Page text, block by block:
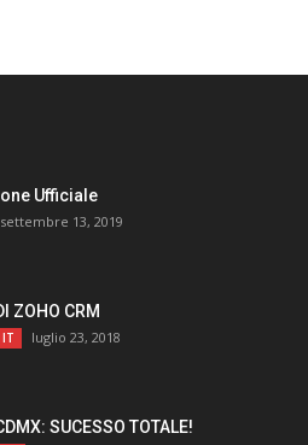
Ufficiale
settembre 13, 2019
ZOHO CRM
luglio 23, 2018
SUCESSO TOTALE!